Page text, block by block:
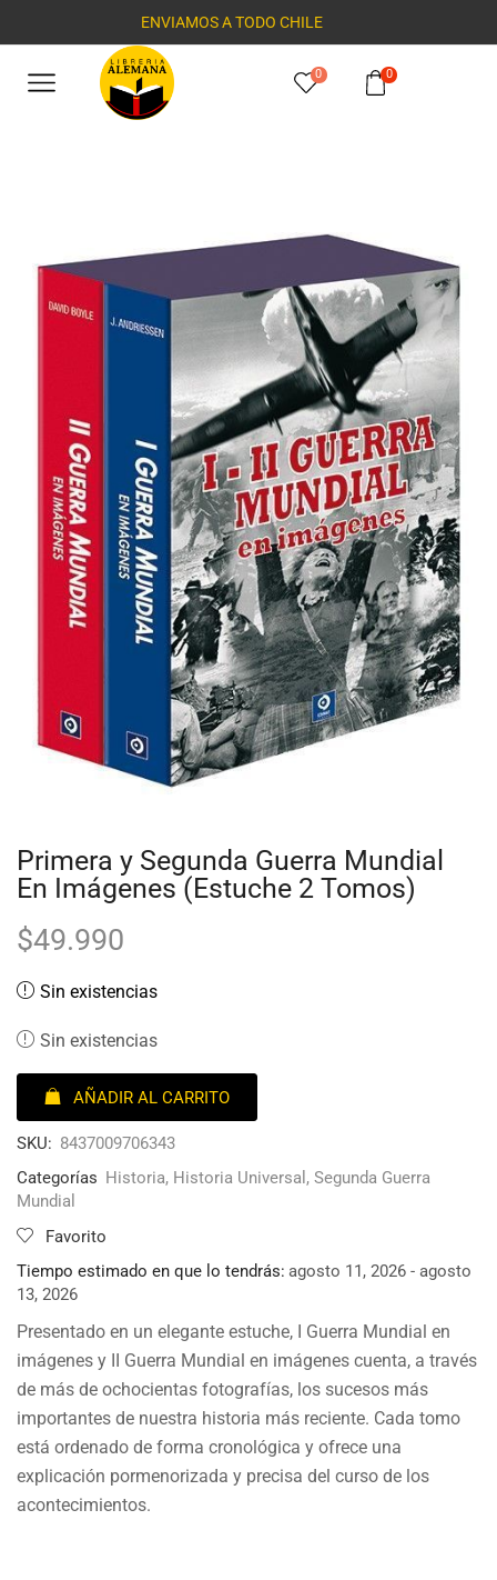
ENVIAMOS A TODO CHILE
0 0
Primera y Segunda Guerra Mundial
En Imágenes (Estuche 2 Tomos)
$49.990
Sin existencias
Sin existencias
AÑADIR AL CARRITO
SKU: 8437009706343
Categorías Historia, Historia Universal , Segunda Guerra
Mundial
Favorito
Tiempo estimado en que lo tendrás: agosto 11, 2026 - agosto
13, 2026
Presentado en un elegante estuche, I Guerra Mundial en
imágenes y II Guerra Mundial en imágenes cuenta, a través
de más de ochocientas fotografías, los sucesos más
importantes de nuestra historia más reciente. Cada tomo
está ordenado de forma cronológica y ofrece una
explicación pormenorizada y precisa del curso de los
acontecimientos.